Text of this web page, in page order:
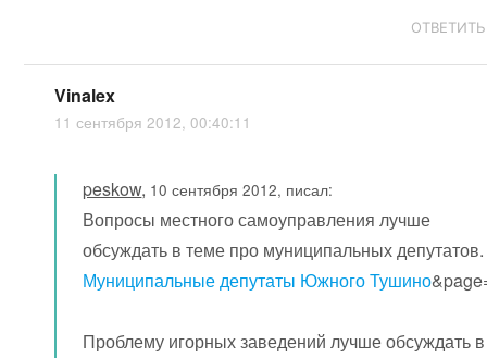
ОТВЕТИТЬ
Vinalex
11 сентября 2012, 00:40:11
peskow, 10 сентября 2012, писал:
Вопросы местного самоуправления лучше
обсуждать в теме про муниципальных депутатов.
Муниципальные депутаты Южного Тушино
Проблему игорных заведений лучше обсуждать в